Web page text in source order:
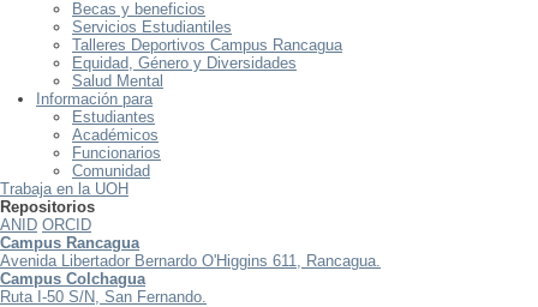
Becas y beneficios
Servicios Estudiantiles
Talleres Deportivos Campus Rancagua
Equidad, Género y Diversidades
Salud Mental
Información para
Estudiantes
Académicos
Funcionarios
Comunidad
Trabaja en la UOH
Repositorios
ANID ORCID
Campus Rancagua
Avenida Libertador Bernardo O'Higgins 611, Rancagua.
Campus Colchagua
Ruta I-50 S/N, San Fernando.